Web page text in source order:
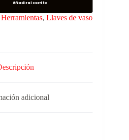
Añadir al carrito
Herramientas, Llaves de vaso
adicional